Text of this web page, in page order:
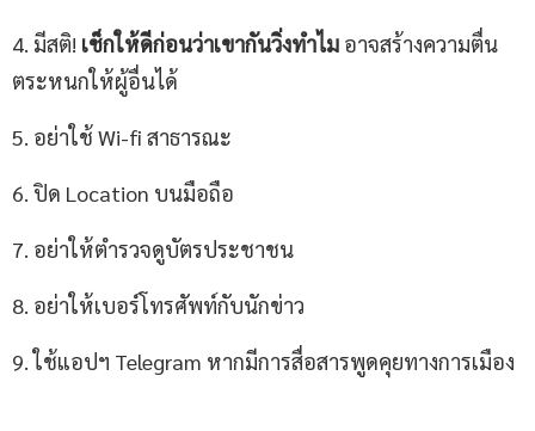
4. มีสติ! เช็กให้ดีก่อนว่าเขากันวิ่งทำไม อาจสร้างความตื่น
ตระหนกให้ผู้อื่นได้
5. อย่าใช้ Wi-fi สาธารณะ
6. ปิด Location บนมือถือ
7. อย่าให้ตำรวจดูบัตรประชาชน
8. อย่าให้เบอร์โทรศัพท์กับนักข่าว
9. ใช้แอปฯ Telegram หากมีการสื่อสารพูดคุยทางการเมือง